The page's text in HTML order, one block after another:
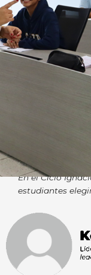
En el Ciclo
estudiantes